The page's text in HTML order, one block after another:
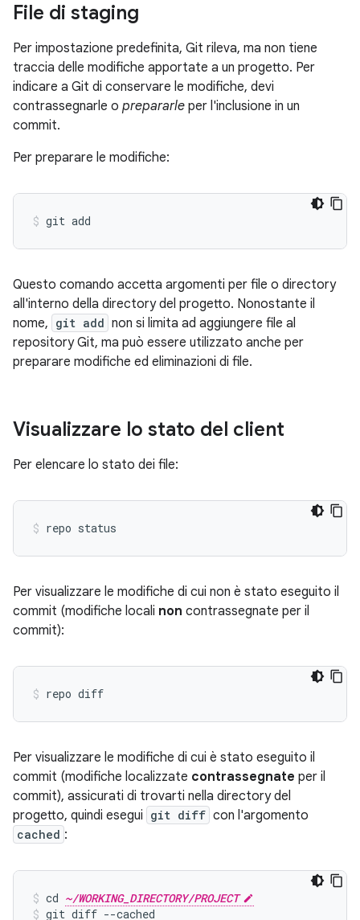
File di staging
Per impostazione predefinita, Git rileva, ma non tiene
traccia delle modifiche apportate a un progetto. Per
indicare a Git di conservare le modifiche, devi
contrassegnarle o prepararle per l'inclusione in un
commit.
Per preparare le modifiche:
Questo comando accetta argomenti per file o directory
all'interno della directory del progetto. Nonostante il
nome, git add non si limita ad aggiungere file al
repository Git, ma può essere utilizzato anche per
preparare modifiche ed eliminazioni di file.
Visualizzare lo stato del client
Per elencare lo stato dei file:
Per visualizzare le modifiche di cui non è stato eseguito il
commit (modifiche locali non contrassegnate per il
commit):
Per visualizzare le modifiche di cui è stato eseguito il
commit (modifiche localizzate contrassegnate per il
commit), assicurati di trovarti nella directory del
progetto, quindi esegui git diff con l'argomento
cached :
cd ~/WORKING_DIRECTORY/PROJECT
git diff --cached